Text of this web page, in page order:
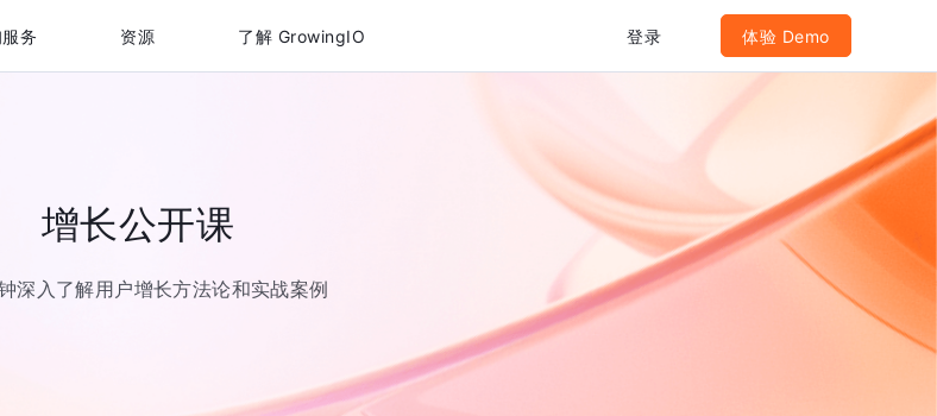
务 资源 了解 GrowingIO 登录 体验 Demo
增长公开课
深入了解用户增长方法论和实战案例